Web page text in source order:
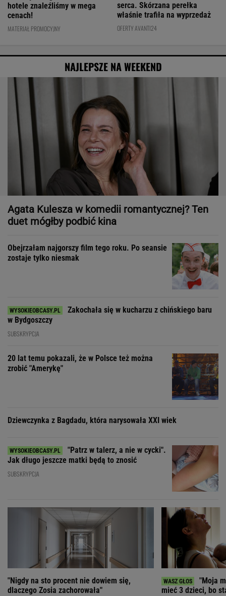
hotele znaleźliśmy w mega
cenach!
MATERIAŁ PROMOCYJNY
serca. Skórzana perełka
właśnie trafiła na wyprzedaż
OFERTY AVANTI24
NAJLEPSZE NA WEEKEND
Agata Kulesza w komedii romantycznej? Ten
duet mógłby podbić kina
Obejrzałam najgorszy film tego roku. Po seansie
zostaje tylko niesmak
Zakochała się w kucharzu z chińskiego baru
w Bydgoszczy
SUBSKRYPCJA
20 lat temu pokazali, że w Polsce też można
zrobić "Amerykę"
Dziewczynka z Bagdadu, która narysowała XXI wiek
"Patrz w talerz, a nie w cycki".
Jak długo jeszcze matki będą to znosić
SUBSKRYPCJA
"Nigdy na sto procent nie dowiem się,
dlaczego Zosia zachorowała"
"Moja
mieć 3 dzieci, bo